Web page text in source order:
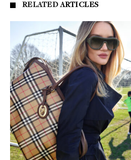
RELATEDARTICLES